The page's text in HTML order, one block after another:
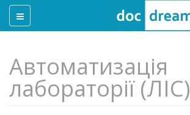
Автоматизація
лабораторії (ЛІС)